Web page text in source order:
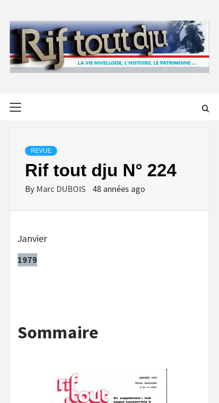
content
REVUE
Rif tout dju N° 224
By Marc DUBOIS 48 années ago
Janvier
1979
Sommaire